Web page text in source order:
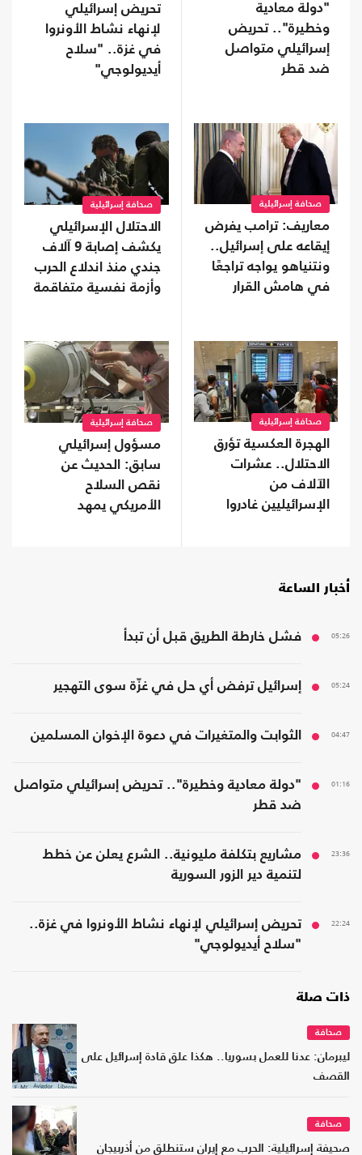
"دولة معادية
وخطيرة".. تحريض
إسرائيلي متواصل
ضد قطر
تحريض إسرائيلي
لإنهاء نشاط الأونروا
في غزة.. "سلاح
أيديولوجي"
صحافة إسرائيلية
معاريف: ترامب يفرض
إيقاعه على إسرائيل..
ونتنياهو يواجه تراجعًا
في هامش القرار
صحافة إسرائيلية
الاحتلال الإسرائيلي
يكشف إصابة 9 آلاف
جندي منذ اندلاع الحرب
وأزمة نفسية متفاقمة
صحافة إسرائيلية
الهجرة العكسية تؤرق
الاحتلال.. عشرات
الآلاف من
الإسرائيليين غادروا
صحافة إسرائيلية
مسؤول إسرائيلي
سابق: الحديث عن
نقص السلاح
الأمريكي يمهد
أخبار الساعة
05:26 فشل خارطة الطريق قبل أن تبدأ
05:24 إسرائيل ترفض أي حل في غزّة سوى التهجير
04:47 الثوابت والمتغيرات في دعوة الإخوان المسلمين
01:16
"دولة معادية وخطيرة".. تحريض إسرائيلي متواصل
ضد قطر
23:36
مشاريع بتكلفة مليونية.. الشرع يعلن عن خطط
لتنمية دير الزور السورية
22:24
تحريض إسرائيلي لإنهاء نشاط الأونروا في غزة..
"سلاح أيديولوجي"
ذات صلة
صحافة
ليبرمان: عدنا للعمل بسوريا.. هكذا علق قادة إسرائيل على
القصف
صحافة
صحيفة إسرائيلية: الحرب مع إيران ستنطلق من أذربيجان